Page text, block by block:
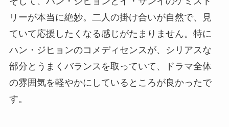
リーが本当に絶妙。二人の掛け合いが自然で、見
ていて応援したくなる感じがたまりません。特に
ハン・ジヒョンのコメディセンスが、シリアスな
部分とうまくバランスを取っていて、ドラマ全体
の雰囲気を軽やかにしているところが良かったで
す。